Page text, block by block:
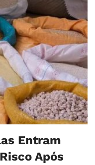
Entram
Após